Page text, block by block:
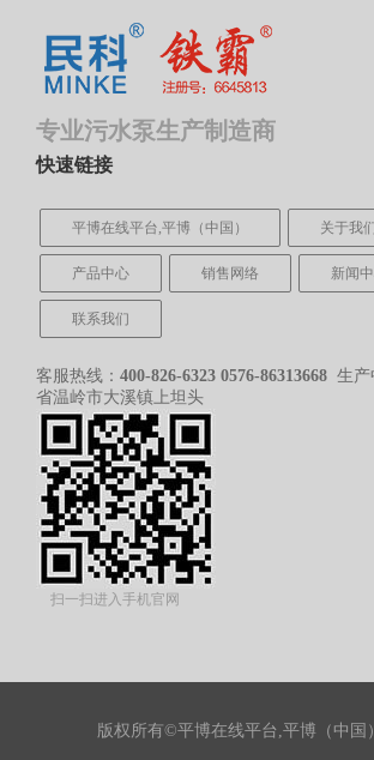
专业污水泵生产制造商
快速链接
平博在线平台,平博（中国） 关于我
产品中心 销售网络 新闻
联系我们
客服热线： 400-826-6323 0576-86313668 生产
省温岭市大溪镇上坦头
扫一扫进入手机官网
版权所有©平博在线平台,平博（中国